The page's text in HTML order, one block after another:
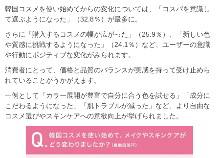
韓国コスメを使い始めてからの変化については、「コスパを意識し
て選ぶようになった」（32.8％）が最多に。
さらに「購入するコスメの幅が広がった」（25.9％）、「新しい色
や質感に挑戦するようになった」（24.1％）など、ユーザーの意識
や行動にポジティブな変化がみられます。
消費者にとって、価格と品質のバランスが実感を持って受け止めら
れていることがうかがえます。
一例として「カラー展開が豊富で自分に合う色を試せる」「成分に
こだわるようになった」「肌トラブルが減った」など、より自由な
コスメ選びやスキンケアへの意欲向上が挙げられました。